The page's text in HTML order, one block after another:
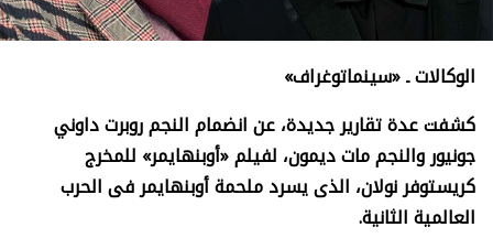
الوكالات ـ «سينماتوغراف»
كشفت عدة تقارير جديدة، عن انضمام النجم روبرت داوني
جونيور والنجم مات ديمون، لفيلم«أوبنهايمر» للمخرج
كريستوفر نولان، الذى يسرد ملحمة أوبنهايمر فى الحرب
العالمية الثانية.